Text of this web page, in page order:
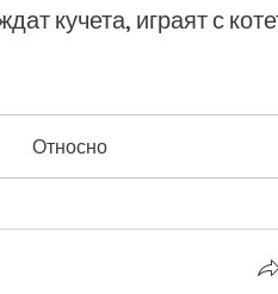
кучета, играят с
Относно